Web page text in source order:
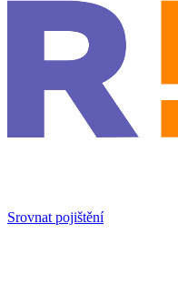
Srovnat pojištění